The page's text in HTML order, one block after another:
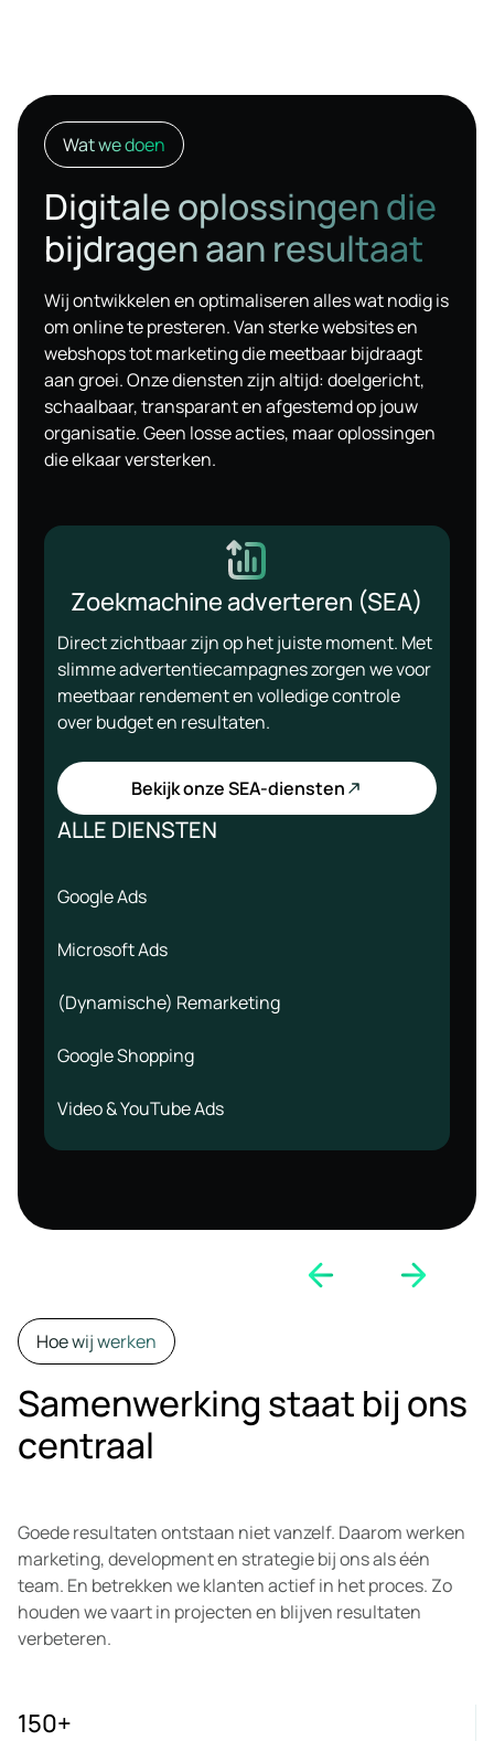
Wat we doen
Digitale oplossingen die
bijdragen aan resultaat
Wij ontwikkelen en optimaliseren alles wat nodig is
om online te presteren. Van sterke websites en
webshops tot marketing die meetbaar bijdraagt
aan groei. Onze diensten zijn altijd: doelgericht,
schaalbaar, transparant en afgestemd op jouw
organisatie. Geen losse acties, maar oplossingen
die elkaar versterken.
Zoekmachine adverteren (SEA)
Direct zichtbaar zijn op het juiste moment. Met
slimme advertentiecampagnes zorgen we voor
meetbaar rendement en volledige controle
over budget en resultaten.
Bekijk onze SEA-diensten
ALLE DIENSTEN
Google Ads
Microsoft Ads
(Dynamische) Remarketing
Google Shopping
Video & YouTube Ads
Hoe wij werken
Samenwerking staat bij ons
centraal
Goede resultaten ontstaan niet vanzelf. Daarom werken
marketing, development en strategie bij ons als één
team. En betrekken we klanten actief in het proces. Zo
houden we vaart in projecten en blijven resultaten
verbeteren.
150+